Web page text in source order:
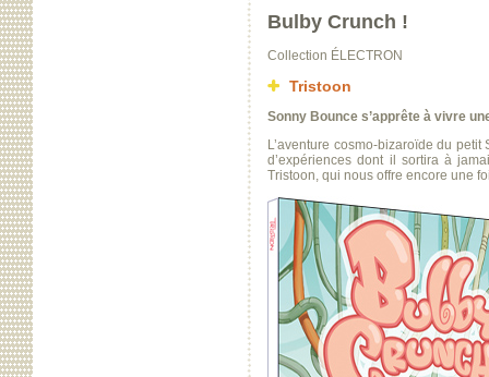
Bulby Crunch !
Collection ÉLECTRON
Tristoon
Sonny Bounce s’apprête à vivre
L’aventure cosmo-bizaroïde du
d’expériences dont il sortira à
Tristoon, qui nous offre encore une